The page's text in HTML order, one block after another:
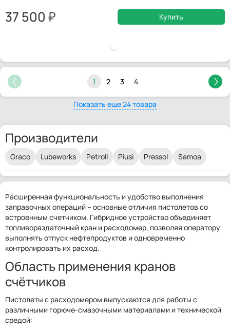
37 500 Купить
1 2 3 4
Показать еще 24 товара
Производители
Graco Lubeworks Petroll Piusi Pressol Samoa
Расширенная функциональность и удобство выполнения
заправочных операций – основные отличия пистолетов со
встроенным счетчиком. Гибридное устройство объединяет
топливораздаточный кран и расходомер, позволяя оператору
выполнять отпуск нефтепродуктов и одновременно
контролировать их расход.
Область применения кранов
счётчиков
Пистолеты с расходомером выпускаются для работы с
различными горюче-смазочными материалами и технической
средой: